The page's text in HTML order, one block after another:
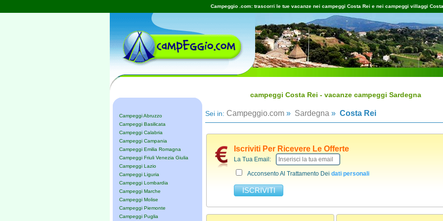
Campeggio .com: trascorri le tue vacanze nei campeggi Costa Rei e nei campeggi villaggi
Campeggi Abruzzo
Campeggi Basilicata
Campeggi Calabria
Campeggi Campania
Campeggi Emilia Romagna
Campeggi Friuli Venezia Giulia
Campeggi Lazio
Campeggi Liguria
Campeggi Lombardia
Campeggi Marche
Campeggi Molise
Campeggi Piemonte
Campeggi Puglia
campeggi Costa Rei - vacanze campeggi Sardegna
Sei in: Campeggio.com » Sardegna » Costa Rei
Iscriviti Per Ricevere Le Offerte
La Tua Email:
Acconsento Al Trattamento Dei dati personali